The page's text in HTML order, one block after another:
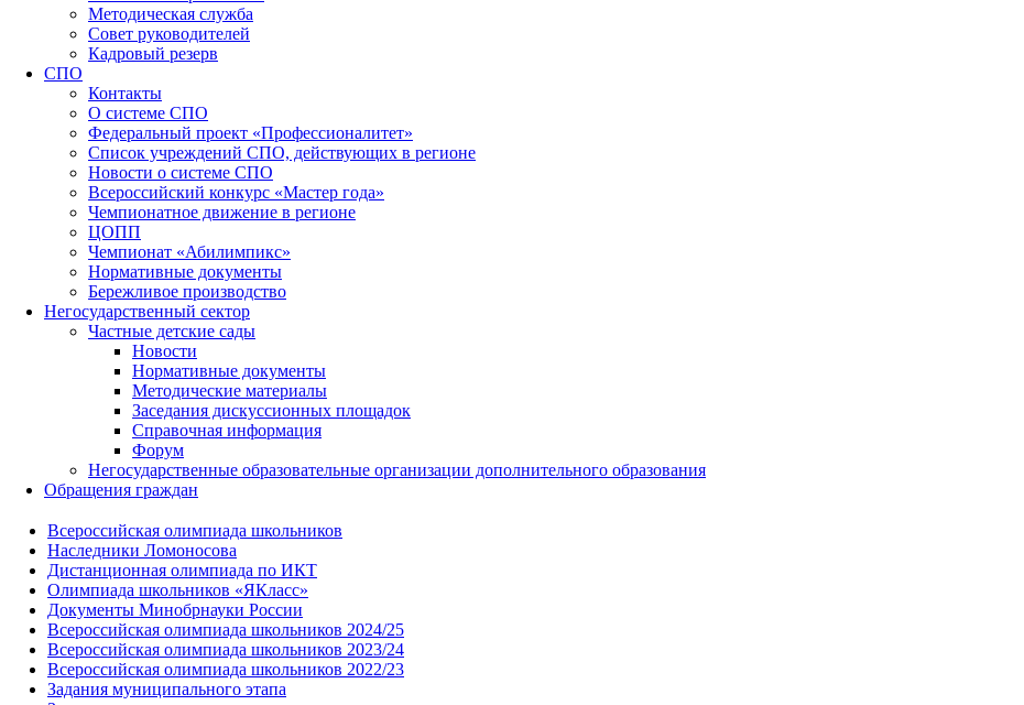
Методическая служба
Совет руководителей
Кадровый резерв
СПО
Контакты
О системе СПО
Федеральный проект «Профессионалитет»
Список учреждений СПО, действующих в регионе
Новости о системе СПО
Всероссийский конкурс «Мастер года»
Чемпионатное движение в регионе
ЦОПП
Чемпионат «Абилимпикс»
Нормативные документы
Бережливое производство
Негосударственный сектор
Частные детские сады
Новости
Нормативные документы
Методические материалы
Заседания дискуссионных площадок
Справочная информация
Форум
Негосударственные образовательные организации дополнительного образования
Обращения граждан
Всероссийская олимпиада школьников
Наследники Ломоносова
Дистанционная олимпиада по ИКТ
Олимпиада школьников «ЯКласс»
Документы Минобрнауки России
Всероссийская олимпиада школьников 2024/25
Всероссийская олимпиада школьников 2023/24
Всероссийская олимпиада школьников 2022/23
Задания муниципального этапа